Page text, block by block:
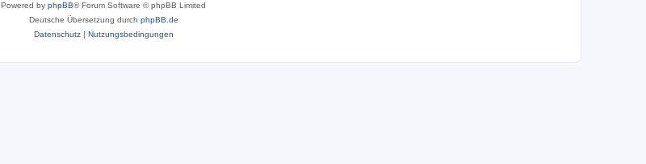
Powered by phpBB® Forum Software © phpBB Limited
Deutsche Übersetzung durch phpBB.de
Datenschutz| Nutzungsbedingungen